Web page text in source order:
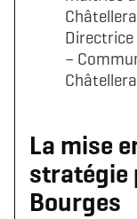
–
La mise
stratégie
Bourges